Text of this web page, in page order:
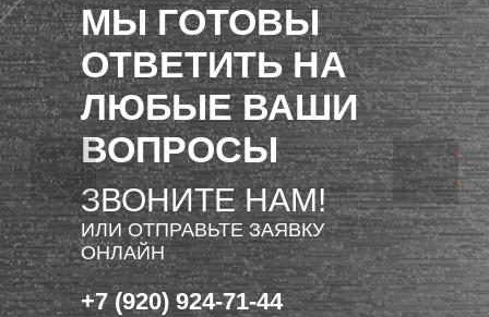
МЫ ГОТОВЫ
ОТВЕТИТЬ НА
ЛЮБЫЕ ВАШИ
ВОПРОСЫ
ЗВОНИТЕ НАМ!
ИЛИ ОТПРАВЬТЕ ЗАЯВКУ
ОНЛАЙН
+7 (920) 924-71-44